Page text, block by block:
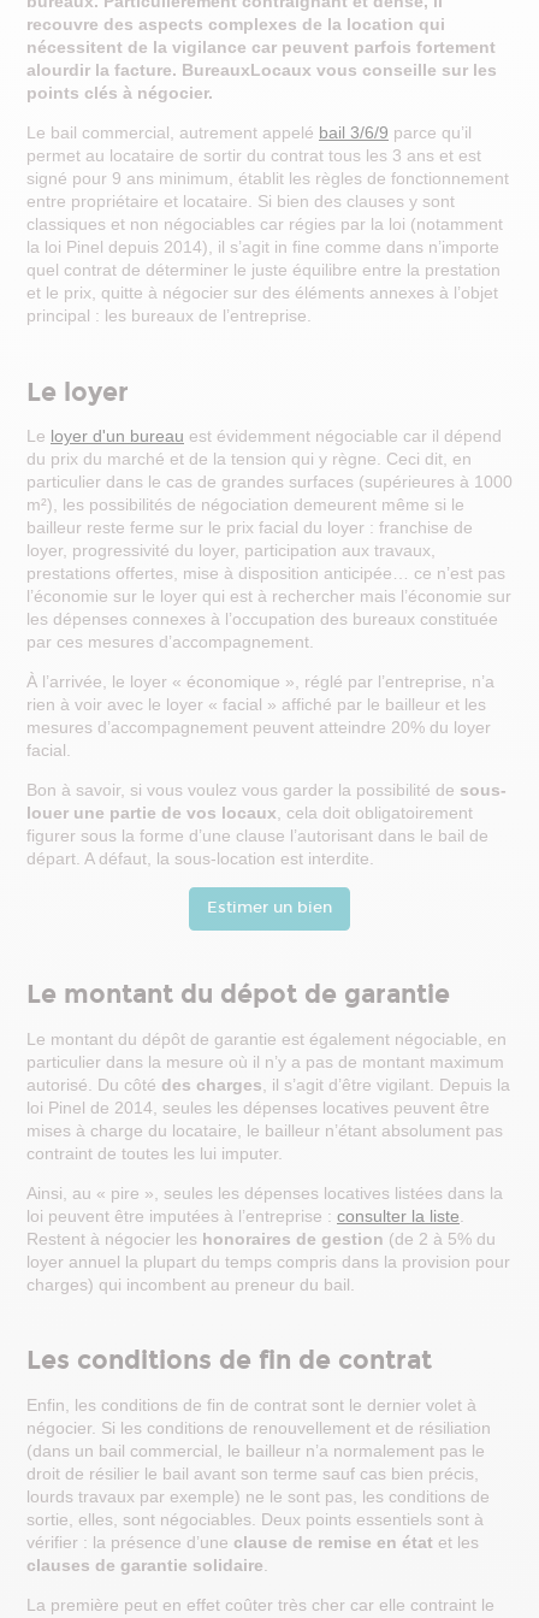
Fonds de commerce : informations clés
Indice des loyers commerciaux : ILC
Indice des loyers des activités du tertiaire : ILAT
Pourquoi confier mon bien à un professionnel ?
Les certifications et labels environnementaux en immobilier tertiaire
Investir en immobilier d'entreprise
Faut-il acheter ou louer son local professionnel ?
Acheter en crédit-bail immobilier
Projet de loi ELAN : ce que cela va réellement changer
SCI : quelle option de TVA ?
Comment estimer un bureau ?
Comment estimer un entrepôt ?
Comment estimer un commerce ou une boutique ?
Pourquoi investir en immobilier d'entreprise ?
Pourquoi faire estimer la valeur de son bien immobilier professionnel ?
Bail commercial : les points clés à négocier
La révision du loyer pour un bail commercial
Bail commercial : résiliation et congé
Bail 3 6 9 ou coworking, que choisir pour votre entreprise ?
Dépôt de garantie et bail commercial : ce qu’il faut savoir
Cession de bail commercial : ce qu’il faut savoir
Taxe foncière et bail commercial
L'article L145-1 du code de commerce
Article 606 du Code civil : qui paye les gros travaux de réparation ?
Loi Pinel et bail commercial : quelles conséquences ?
Promesse de bail commercial : comment ça marche ?
L’indemnité d’éviction dans le cadre d’un bail commercial
Bail professionnel
Bail professionnel, informations clés
Bail professionnel, attention aux pièges !
A savoir avant de signer son 1er bail professionnel
Comment négocier un bail professionnel ?
Résilier un bail professionnel : que dit la Loi ?
Coworking
Le coworking, pourquoi pas vous?
Coworking vs bail classique : qui paye quoi ?
Coworking, bail professionnel ou bail 3/6/9 : 6 critères pour mieux choisir
3 idées reçues sur les espaces flexibles et le coworking
Convention d’occupation précaire
Contrat de sous-location de bureaux : ce qu’il faut savoir
recouvre des aspects complexes de la location qui
nécessitent de la vigilance car peuvent parfois fortement
alourdir la facture. BureauxLocaux vous conseille sur les
points clés à négocier.
Le bail commercial, autrement appelé bail 3/6/9 parce qu’il
permet au locataire de sortir du contrat tous les 3 ans et est
signé pour 9 ans minimum, établit les règles de fonctionnement
entre propriétaire et locataire. Si bien des clauses y sont
classiques et non négociables car régies par la loi (notamment
la loi Pinel depuis 2014), il s’agit in fine comme dans n’importe
quel contrat de déterminer le juste équilibre entre la prestation
et le prix, quitte à négocier sur des éléments annexes à l’objet
principal : les bureaux de l’entreprise.
Le loyer
Le loyer d'un bureau est évidemment négociable car il dépend
du prix du marché et de la tension qui y règne. Ceci dit, en
particulier dans le cas de grandes surfaces (supérieures à 1000
m²), les possibilités de négociation demeurent même si le
bailleur reste ferme sur le prix facial du loyer : franchise de
loyer, progressivité du loyer, participation aux travaux,
prestations offertes, mise à disposition anticipée… ce n’est pas
l’économie sur le loyer qui est à rechercher mais l’économie sur
les dépenses connexes à l’occupation des bureaux constituée
par ces mesures d’accompagnement.
À l’arrivée, le loyer « économique », réglé par l’entreprise, n’a
rien à voir avec le loyer « facial » affiché par le bailleur et les
mesures d’accompagnement peuvent atteindre 20% du loyer
facial.
Bon à savoir, si vous voulez vous garder la possibilité de sous-
louer une partie de vos locaux , cela doit obligatoirement
figurer sous la forme d’une clause l’autorisant dans le bail de
départ. A défaut, la sous-location est interdite.
Estimer un bien
Le montant du dépot de garantie
Le montant du dépôt de garantie est également négociable, en
particulier dans la mesure où il n’y a pas de montant maximum
autorisé. Du côté des charges , il s’agit d’être vigilant. Depuis la
loi Pinel de 2014, seules les dépenses locatives peuvent être
mises à charge du locataire, le bailleur n’étant absolument pas
contraint de toutes les lui imputer.
Ainsi, au « pire », seules les dépenses locatives listées dans la
loi peuvent être imputées à l’entreprise : consulter la liste
Restent à négocier les honoraires de gestion (de 2 à 5% du
loyer annuel la plupart du temps compris dans la provision pour
charges) qui incombent au preneur du bail.
Les conditions de fin de contrat
Enfin, les conditions de fin de contrat sont le dernier volet à
négocier. Si les conditions de renouvellement et de résiliation
(dans un bail commercial, le bailleur n’a normalement pas le
droit de résilier le bail avant son terme sauf cas bien précis,
lourds travaux par exemple) ne le sont pas, les conditions de
sortie, elles, sont négociables. Deux points essentiels sont à
vérifier : la présence d’une clause de remise en état et les
clauses de garantie solidaire
La première peut en effet coûter très cher car elle contraint le